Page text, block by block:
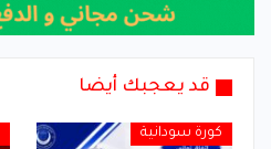
قد يعجبك أيضا
كورة سودانية